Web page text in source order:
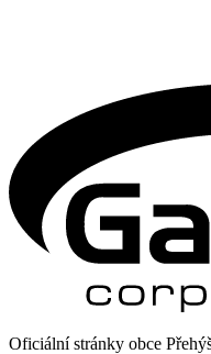
Oficiální stránky obce